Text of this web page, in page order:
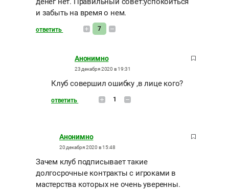
и забыть на время о нем.
ответить 7
Анонимно
23 декабря 2020 в 19:31
Клуб совершил ошибку ,в лице кого?
ответить 1
Анонимно
20 декабря 2020 в 15:48
Зачем клуб подписывает такие
долгосрочные контракты с игроками в
мастерства которых не очень уверенны.